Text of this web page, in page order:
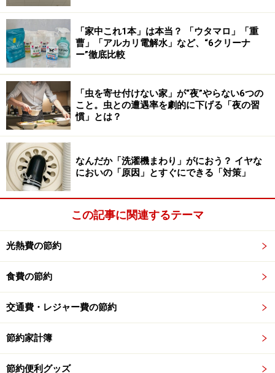
・スパリゾートハワイアンズ フラガールスクール
ルーブル美術館は約48万2000点をオンライ
ン無料公開
世界最大級の美術館であるフランスのルーブル美術館
も、展示物を無料でオンライン公開しています。公開さ
れていたものに加え、収蔵されている作品なども含め約
48万2000点もの公開で、何日もかけて楽しむことができ
ます。
ルーブル美術館 オンライン
「家中これ1本」は本当？ 「ウタマロ」「重
曹」「アルカリ電解水」など、“6クリーナ
ー”徹底比較
「虫を寄せ付けない家」が“夜”やらない6つの
こと。虫との遭遇率を劇的に下げる「夜の習
慣」とは？
なんだか「洗濯機まわり」がにおう？ イヤな
においの「原因」とすぐにできる「対策」
この記事に関連するテーマ
光熱費の節約
食費の節約
交通費・レジャー費の節約
節約家計簿
節約便利グッズ